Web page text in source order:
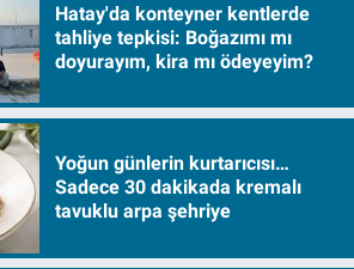
Hatay'da konteyner kentlerde
tahliye tepkisi: Boğazımı mı
doyurayım, kira mı ödeyeyim?
Yoğun günlerin kurtarıcısı…
Sadece 30 dakikada kremalı
tavuklu arpa şehriye